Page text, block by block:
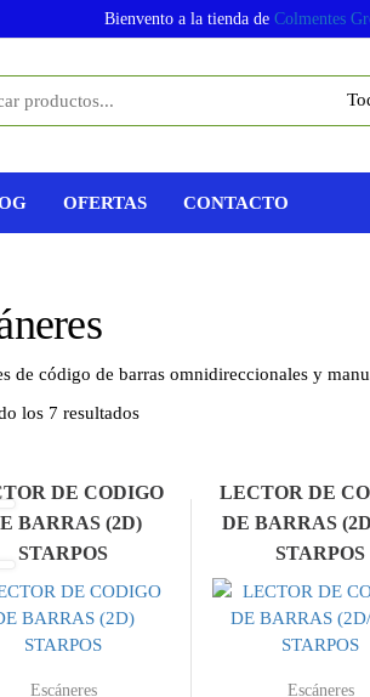
Bienvento a la tienda de Colmentes
OFERTAS CONTACTO
de código de barras omnidireccionales y
los 7 resultados
DE CODIGO
BARRAS (2D)
STARPOS
Escáneres
LECTOR DE
DE BARRAS
STARPOS
Escáneres